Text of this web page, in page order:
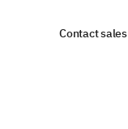
Contact sales